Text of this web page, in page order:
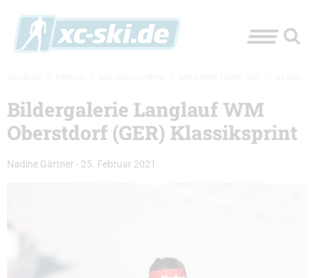
Bildergalerie Langlauf WM
Oberstdorf (GER) Klassiksprint
Nadine Gärtner - 25. Februar 2021